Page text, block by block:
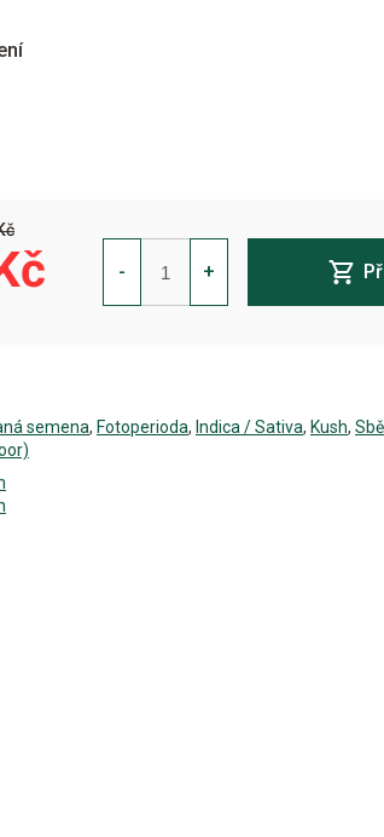
-
Corleone
Kush
Feminizovaná
množství
+
semena, Fotoperioda, Indica / Sativa, Kush,